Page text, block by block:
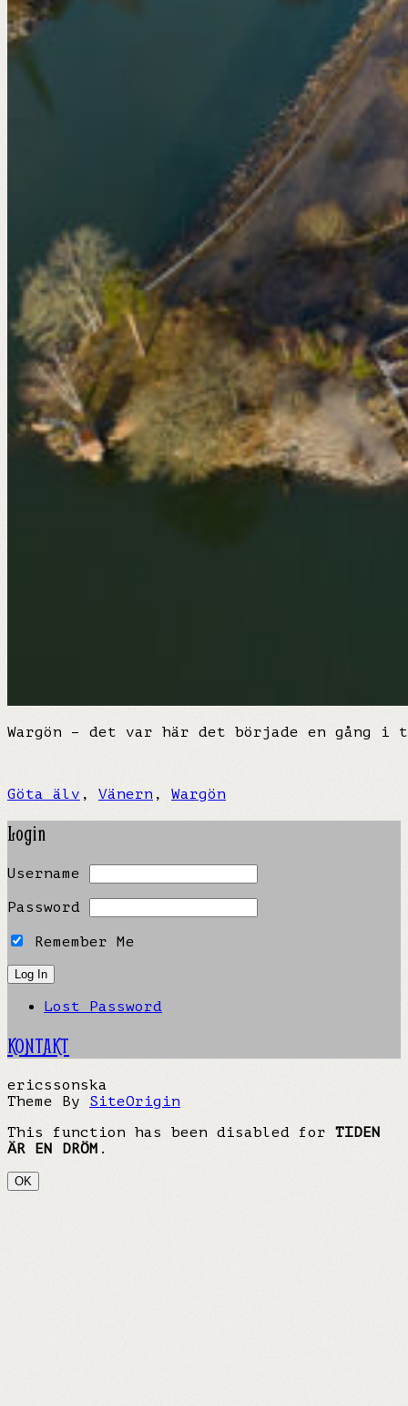
Wargön – det var här det började en gång i
Göta älv , Vänern , Wargön
Login
Username
Password
Remember Me
Lost Password
KONTAKT
ericssonska
Theme By SiteOrigin
This function has been disabled for TIDEN
ÄR EN DRÖM .
OK